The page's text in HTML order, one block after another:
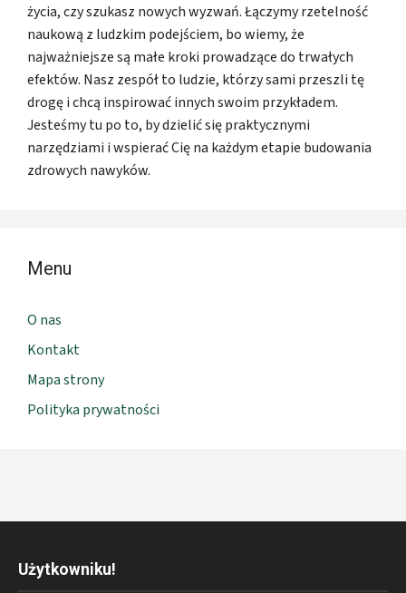
życia, czy szukasz nowych wyzwań. Łączymy rzetelność
naukową z ludzkim podejściem, bo wiemy, że
najważniejsze są małe kroki prowadzące do trwałych
efektów. Nasz zespół to ludzie, którzy sami przeszli tę
drogę i chcą inspirować innych swoim przykładem.
Jesteśmy tu po to, by dzielić się praktycznymi
narzędziami i wspierać Cię na każdym etapie budowania
zdrowych nawyków.
Menu
O nas
Kontakt
Mapa strony
Polityka prywatności
Użytkowniku!